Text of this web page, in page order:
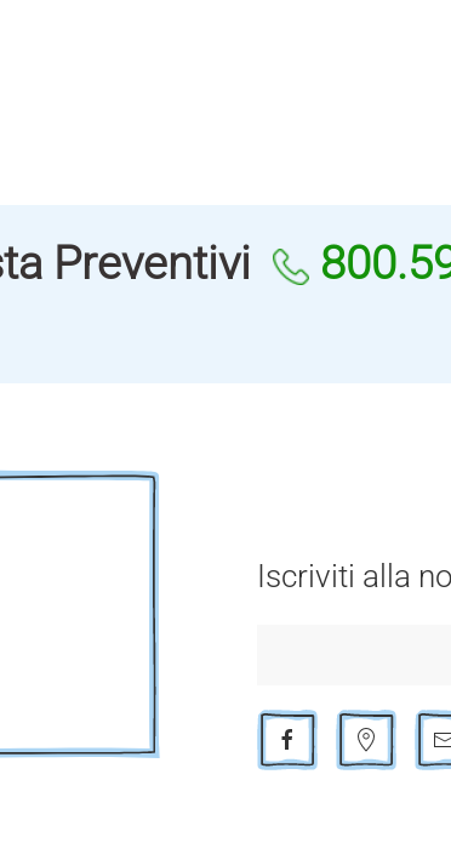
Preventivi
Iscriviti alla